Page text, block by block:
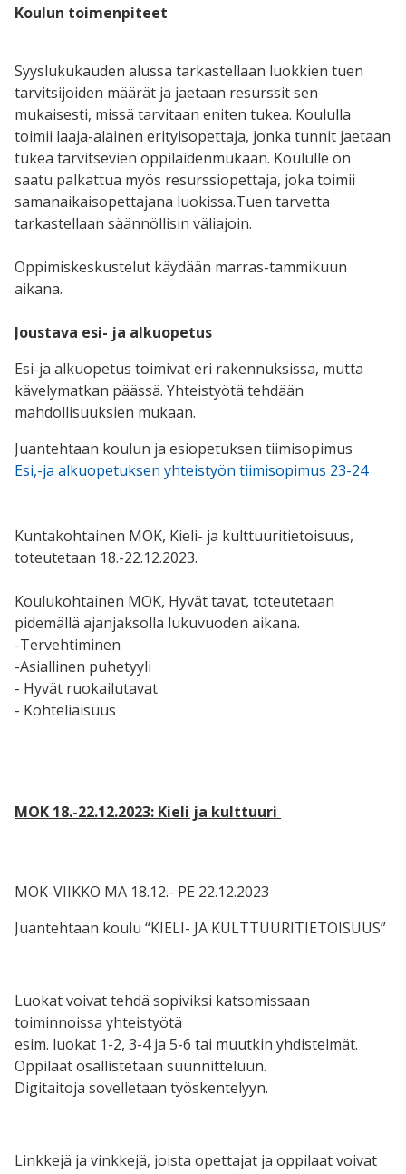
Koulun toimenpiteet
Syyslukukauden alussa tarkastellaan luokkien tuen
tarvitsijoiden määrät ja jaetaan resurssit sen
mukaisesti, missä tarvitaan eniten tukea. Koululla
toimii laaja-alainen erityisopettaja, jonka tunnit jaetaan
tukea tarvitsevien oppilaidenmukaan. Koululle on
saatu palkattua myös resurssiopettaja, joka toimii
samanaikaisopettajana luokissa.Tuen tarvetta
tarkastellaan säännöllisin väliajoin.
Oppimiskeskustelut käydään marras-tammikuun
aikana.
Joustava esi- ja alkuopetus
Esi-ja alkuopetus toimivat eri rakennuksissa, mutta
kävelymatkan päässä. Yhteistyötä tehdään
mahdollisuuksien mukaan.
Juantehtaan koulun ja esiopetuksen tiimisopimus
Esi,-ja alkuopetuksen yhteistyön tiimisopimus 23-24
Kuntakohtainen MOK, Kieli- ja kulttuuritietoisuus,
toteutetaan 18.-22.12.2023.
Koulukohtainen MOK, Hyvät tavat, toteutetaan
pidemällä ajanjaksolla lukuvuoden aikana.
-Tervehtiminen
-Asiallinen puhetyyli
- Hyvät ruokailutavat
- Kohteliaisuus
MOK 18.-22.12.2023: Kieli ja kulttuuri
MOK-VIIKKO MA 18.12.- PE 22.12.2023
Juantehtaan koulu “KIELI- JA KULTTUURITIETOISUUS”
Luokat voivat tehdä sopiviksi katsomissaan
toiminnoissa yhteistyötä
esim. luokat 1-2, 3-4 ja 5-6 tai muutkin yhdistelmät.
Oppilaat osallistetaan suunnitteluun.
Digitaitoja sovelletaan työskentelyyn.
Linkkejä ja vinkkejä, joista opettajat ja oppilaat voivat